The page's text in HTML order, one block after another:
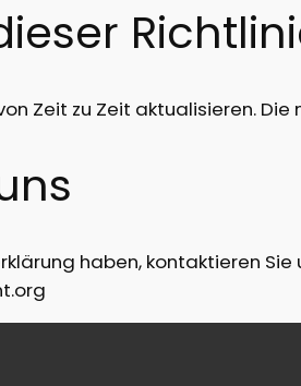
Zeit zu Zeit aktualisieren.
haben, kontaktieren Sie